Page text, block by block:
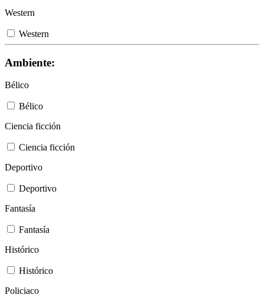
Western
Western
Ambiente:
Bélico
Bélico
Ciencia ficción
Ciencia ficción
Deportivo
Deportivo
Fantasía
Fantasía
Histórico
Histórico
Policiaco